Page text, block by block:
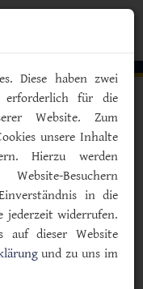
Unsere
Diese haben zwei
für die
Website. Zum
unsere Inhalte
Hierzu werden
Besuchern
in die
jederzeit widerrufen.
auf dieser Website
und zu uns im